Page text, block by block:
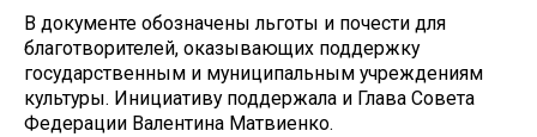
В документе обозначены льготы и почести для
благотворителей, оказывающих поддержку
государственным и муниципальным учреждениям
культуры. Инициативу поддержала и Глава Совета
Федерации Валентина Матвиенко.